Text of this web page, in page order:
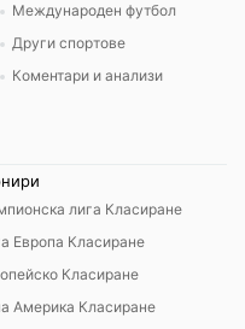
Международен футбол
Други спортове
Коментари и анализи
лига Класиране
Европа Класиране
Класиране
Америка Класиране